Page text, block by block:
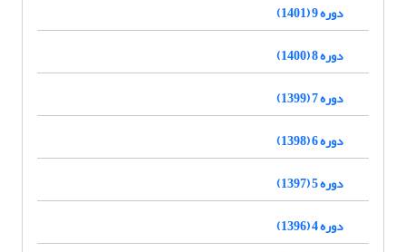
دوره 9 (1401)
دوره 8 (1400)
دوره 7 (1399)
دوره 6 (1398)
دوره 5 (1397)
دوره 4 (1396)